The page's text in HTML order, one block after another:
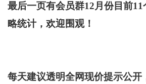
最后一页有会员群12月份目前
略统计，欢迎围观！
每天建议透明全网现价提示公开